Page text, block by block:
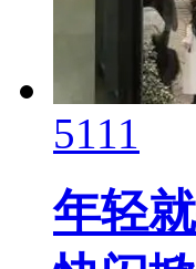
5111
年轻